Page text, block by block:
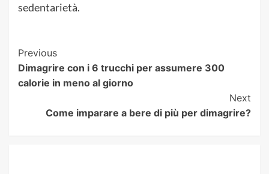
sedentarietà.
Post
Navigation
Previous
Dimagrire con i 6 trucchi per assumere 300
calorie in meno al giorno
Next
Come imparare a bere di più per dimagrire?